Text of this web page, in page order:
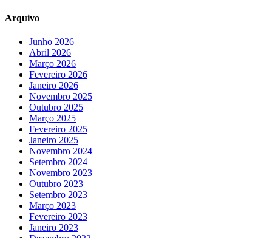
Arquivo
Junho 2026
Abril 2026
Março 2026
Fevereiro 2026
Janeiro 2026
Novembro 2025
Outubro 2025
Março 2025
Fevereiro 2025
Janeiro 2025
Novembro 2024
Setembro 2024
Novembro 2023
Outubro 2023
Setembro 2023
Março 2023
Fevereiro 2023
Janeiro 2023